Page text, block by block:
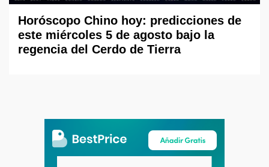
Horóscopo Chino hoy: predicciones de
este miércoles 5 de agosto bajo la
regencia del Cerdo de Tierra